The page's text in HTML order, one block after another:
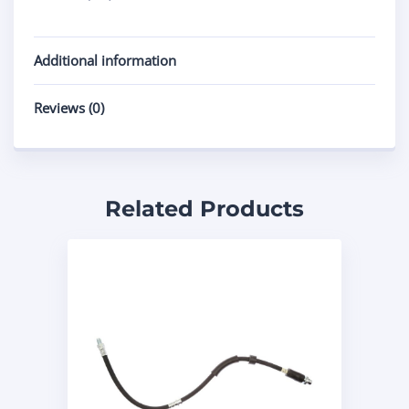
Additional information
Reviews (0)
Related Products